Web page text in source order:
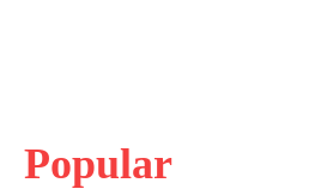
Popular